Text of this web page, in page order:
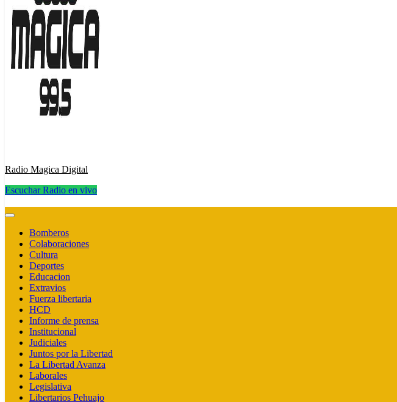
Radio Magica Digital
Escuchar Radio en vivo
Bomberos
Colaboraciones
Cultura
Deportes
Educacion
Extravios
Fuerza libertaria
HCD
Informe de prensa
Institucional
Judiciales
Juntos por la Libertad
La Libertad Avanza
Laborales
Legislativa
Libertarios Pehuajo